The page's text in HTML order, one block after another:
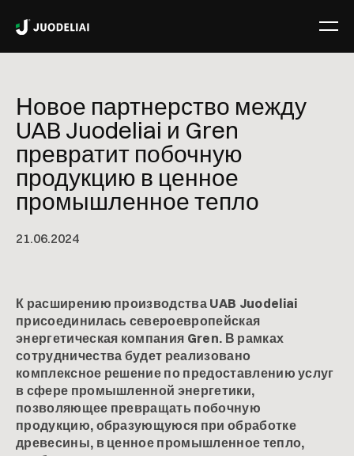
Новое партнерство между
UAB Juodeliai и Gren
превратит побочную
продукцию в ценное
промышленное тепло
21.06.2024
К расширению производства UAB Juodeliai
присоединилась североевропейская
энергетическая компания Gren. В рамках
сотрудничества будет реализовано
комплексное решение по предоставлению услуг
в сфере промышленной энергетики,
позволяющее превращать побочную
продукцию, образующуюся при обработке
древесины, в ценное промышленное тепло,